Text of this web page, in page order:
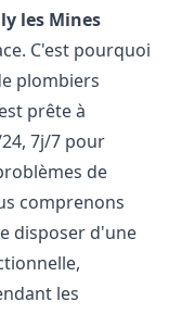
les Mines
C'est pourquoi
plombiers
prête à
7j/7 pour
de
comprenons
disposer d'une
les